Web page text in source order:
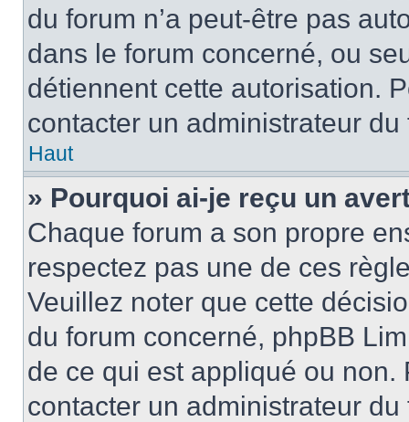
du forum n’a peut-être pas
dans le forum concerné, ou
détiennent cette autorisation.
contacter un administrateur du
Haut
» Pourquoi ai-je reçu un
Chaque forum a son propre
respectez pas une de ces
Veuillez noter que cette
du forum concerné, phpBB
de ce qui est appliqué ou non.
contacter un administrateur du